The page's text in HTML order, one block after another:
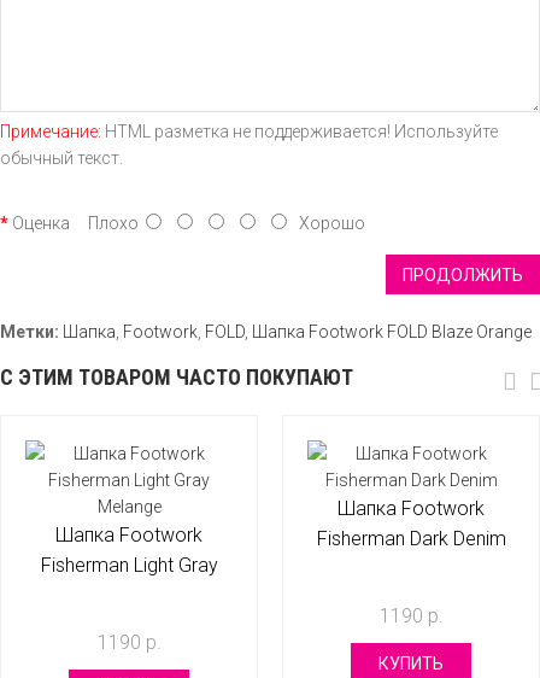
Примечание: HTML разметка не поддерживается! Используйте
обычный текст.
Оценка Плохо Хорошо
ПРОДОЛЖИТЬ
Метки: Шапка Footwork FOLD Шапка Footwork FOLD Blaze Orange
С ЭТИМ ТОВАРОМ ЧАСТО ПОКУПАЮТ
Шапка Footwork
Fisherman Light Gray
1190 р.
Шапка Footwork
Fisherman Dark Denim
1190 р.
КУПИТЬ